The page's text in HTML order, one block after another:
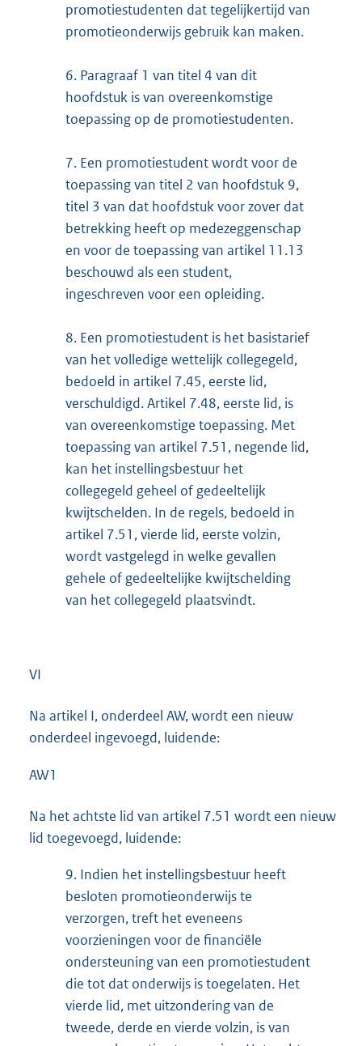
promotiestudenten dat tegelijkertijd van
promotieonderwijs gebruik kan maken.
6. Paragraaf 1 van titel 4 van dit
hoofdstuk is van overeenkomstige
toepassing op de promotiestudenten.
7. Een promotiestudent wordt voor de
toepassing van titel 2 van hoofdstuk 9,
titel 3 van dat hoofdstuk voor zover dat
betrekking heeft op medezeggenschap
en voor de toepassing van artikel 11.13
beschouwd als een student,
ingeschreven voor een opleiding.
8. Een promotiestudent is het basistarief
van het volledige wettelijk collegegeld,
bedoeld in artikel 7.45, eerste lid,
verschuldigd. Artikel 7.48, eerste lid, is
van overeenkomstige toepassing. Met
toepassing van artikel 7.51, negende lid,
kan het instellingsbestuur het
collegegeld geheel of gedeeltelijk
kwijtschelden. In de regels, bedoeld in
artikel 7.51, vierde lid, eerste volzin,
wordt vastgelegd in welke gevallen
gehele of gedeeltelijke kwijtschelding
van het collegegeld plaatsvindt.
VI
Na artikel I, onderdeel AW, wordt een nieuw
onderdeel ingevoegd, luidende:
AW1
Na het achtste lid van artikel 7.51 wordt een nieuw
lid toegevoegd, luidende:
9. Indien het instellingsbestuur heeft
besloten promotieonderwijs te
verzorgen, treft het eveneens
voorzieningen voor de financiële
ondersteuning van een promotiestudent
die tot dat onderwijs is toegelaten. Het
vierde lid, met uitzondering van de
tweede, derde en vierde volzin, is van